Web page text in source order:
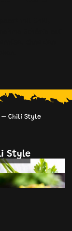
Chili Style
Style